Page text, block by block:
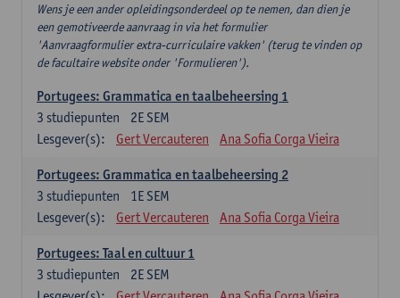
Wens je een ander opleidingsonderdeel op te nemen, dan dien je
een gemotiveerde aanvraag in via het formulier
'Aanvraagformulier extra-curriculaire vakken' (terug te vinden op
de facultaire website onder 'Formulieren').
Portugees: Grammatica en taalbeheersing 1
2E SEM
3 studiepunten
Lesgever(s):
Gert Vercauteren Ana Sofia Corga Vieira
Portugees: Grammatica en taalbeheersing 2
1E SEM
3 studiepunten
Lesgever(s):
Gert Vercauteren Ana Sofia Corga Vieira
Portugees: Taal en cultuur 1
2E SEM
3 studiepunten